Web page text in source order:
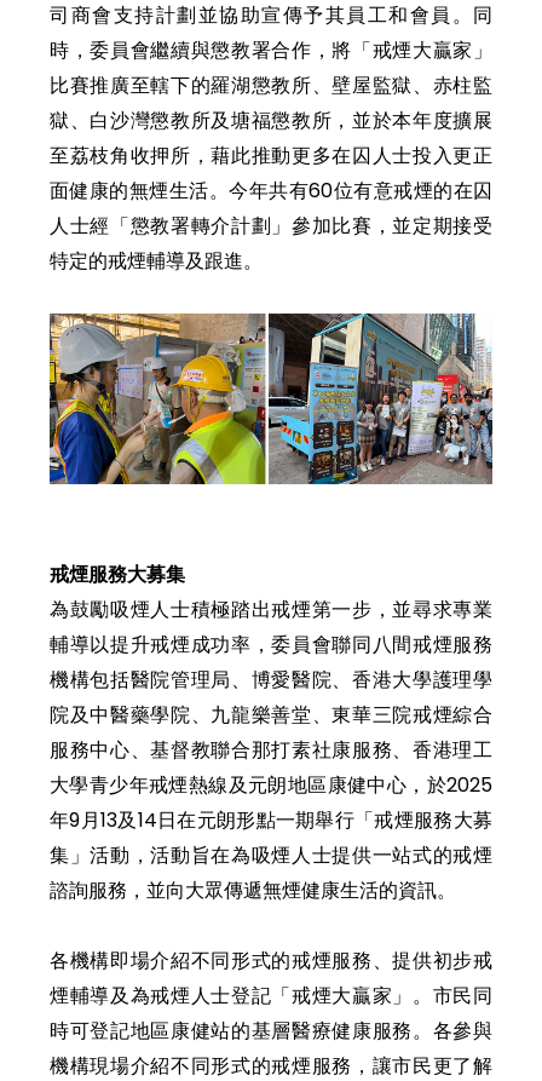
司商會支持計劃並協助宣傳予其員工和會員。同
時，委員會繼續與懲教署合作，將「戒煙大贏家」
比賽推廣至轄下的羅湖懲教所、壁屋監獄、赤柱監
獄、白沙灣懲教所及塘福懲教所，並於本年度擴展
至荔枝角收押所，藉此推動更多在囚人士投入更正
面健康的無煙生活。今年共有60位有意戒煙的在囚
人士經「懲教署轉介計劃」參加比賽，並定期接受
特定的戒煙輔導及跟進。
戒煙服務大募集
為鼓勵吸煙人士積極踏出戒煙第一步，並尋求專業
輔導以提升戒煙成功率，委員會聯同八間戒煙服務
機構包括醫院管理局、博愛醫院、香港大學護理學
院及中醫藥學院、九龍樂善堂、東華三院戒煙綜合
服務中心、基督教聯合那打素社康服務、香港理工
大學青少年戒煙熱線及元朗地區康健中心，於2025
年9月13及14日在元朗形點一期舉行「戒煙服務大募
集」活動，活動旨在為吸煙人士提供一站式的戒煙
諮詢服務，並向大眾傳遞無煙健康生活的資訊。
各機構即場介紹不同形式的戒煙服務、提供初步戒
煙輔導及為戒煙人士登記「戒煙大贏家」。市民同
時可登記地區康健站的基層醫療健康服務。各參與
機構現場介紹不同形式的戒煙服務，讓市民更了解